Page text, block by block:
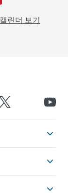
린더 보기